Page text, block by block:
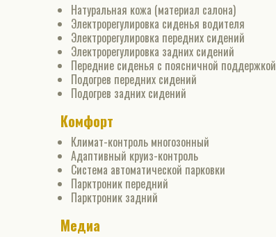
Натуральная кожа (материал салона)
Электрорегулировка сиденья водителя
Электрорегулировка передних сидений
Электрорегулировка задних сидений
Передние сиденья с поясничной поддержкой
Подогрев передних сидений
Подогрев задних сидений
Комфорт
Климат-контроль многозонный
Адаптивный круиз-контроль
Система автоматической парковки
Парктроник передний
Парктроник задний
Медиа